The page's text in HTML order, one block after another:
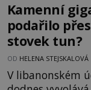
Kamenní
podařilo
stovek tun?
OD HELENA STEJSKALOVÁ
V libanonském